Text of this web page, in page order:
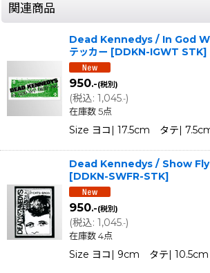
関連商品
Dead Kennedys / In God
テッカー [DDKN-IGWT STK]
950.-(税別)
(税込: 1,045.-)
在庫数 5点
Size ヨコ| 17.5cm タテ|
Dead Kennedys / Show
[DDKN-SWFR-STK]
950.-(税別)
(税込: 1,045.-)
在庫数 4点
Size ヨコ| 9cm タテ| 10.5cm